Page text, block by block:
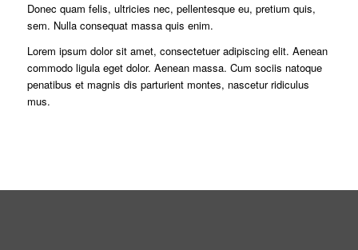
Donec quam felis, ultricies nec, pellentesque eu, pretium quis,
sem. Nulla consequat massa quis enim.
Lorem ipsum dolor sit amet, consectetuer adipiscing elit. Aenean
commodo ligula eget dolor. Aenean massa. Cum sociis natoque
penatibus et magnis dis parturient montes, nascetur ridiculus
mus.